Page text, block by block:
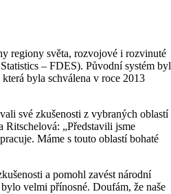
regiony světa, rozvojové i rozvinuté
– FDES). Původní systém byl
byla schválena v roce 2013
své zkušenosti z vybraných oblastí
Ritschelová: „Představili jsme
Máme s touto oblastí bohaté
a pomohl zavést národní
velmi přínosné. Doufám, že naše